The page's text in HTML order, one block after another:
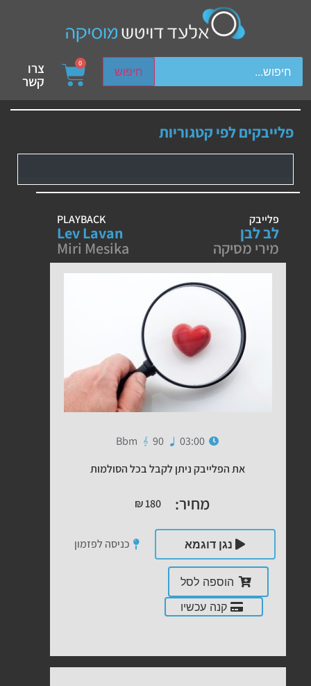
חיפוש
device users, explore by touch or with swipe gestures.
0 צרו
קשר
פלייבקים לפי קטגוריות
פלייבק
לב לבן
מירי מסיקה
PLAYBACK
Lev Lavan
Miri Mesika
03:00
90
Bbm
את הפלייבק ניתן לקבל בכל הסולמות
מחיר: ₪180
נגן דוגמא כניסה לפזמון
הוספה לסל
קנה עכשיו